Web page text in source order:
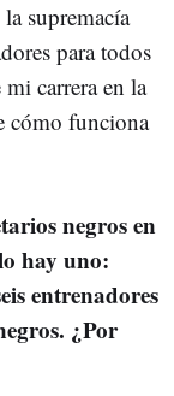
supremacía
para todos
carrera en la
cómo funciona
negros en
hay uno:
entrenadores
¿Por